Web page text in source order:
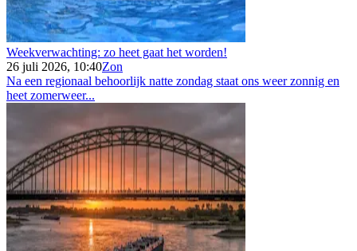
Weekverwachting: zo heet gaat het worden!
26 juli 2026, 10:40Zon
Na een regionaal behoorlijk natte zondag staat ons weer zonnig en
heet zomerweer...